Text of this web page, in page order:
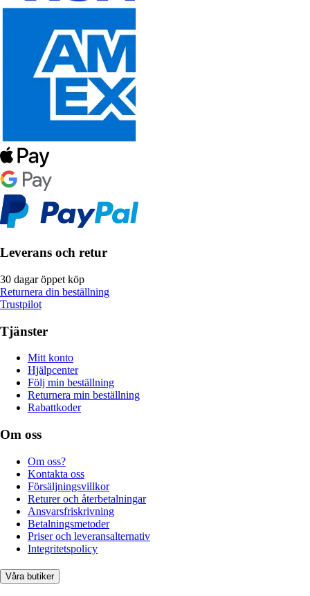
Leverans och retur
30 dagar öppet köp
Returnera din beställning
Trustpilot
Tjänster
Mitt konto
Hjälpcenter
Följ min beställning
Returnera min beställning
Rabattkoder
Om oss
Om oss?
Kontakta oss
Försäljningsvillkor
Returer och återbetalningar
Ansvarsfriskrivning
Betalningsmetoder
Priser och leveransalternativ
Integritetspolicy
Våra butiker